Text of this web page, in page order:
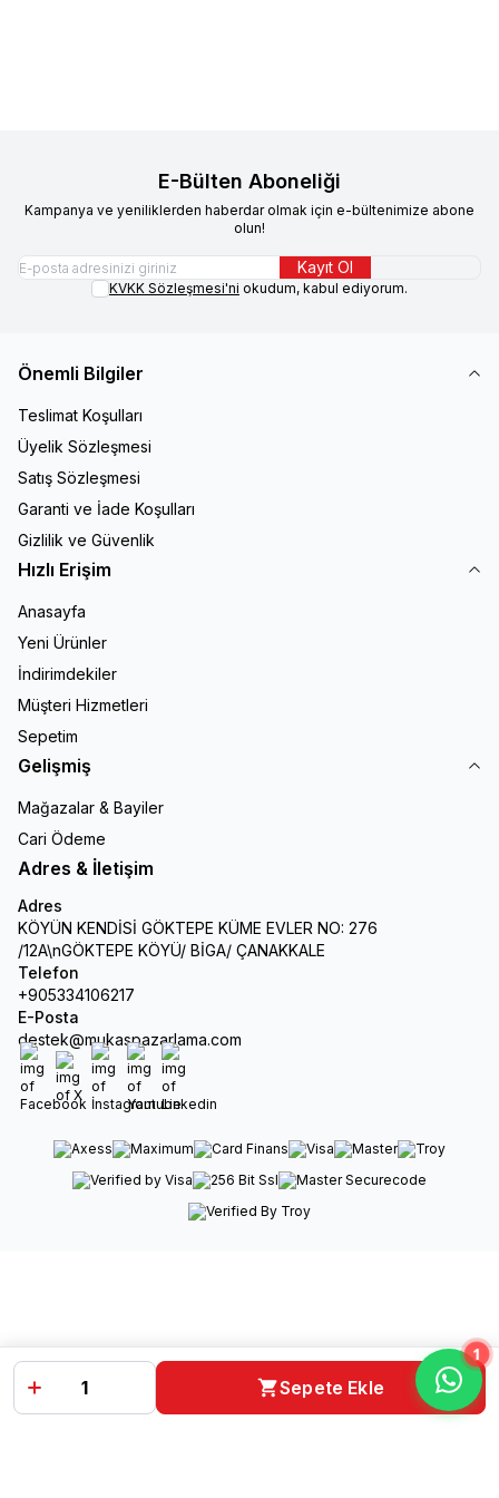
1
Sepete Ekle
E-Bülten Aboneliği
Kampanya ve yeniliklerden haberdar olmak için e-bültenimize abone
olun!
Kayıt Ol
KVKK Sözleşmesi'ni okudum, kabul ediyorum.
Önemli Bilgiler
Teslimat Koşulları
Üyelik Sözleşmesi
Satış Sözleşmesi
Garanti ve İade Koşulları
Gizlilik ve Güvenlik
Hızlı Erişim
Anasayfa
Yeni Ürünler
İndirimdekiler
Müşteri Hizmetleri
Sepetim
Gelişmiş
Mağazalar & Bayiler
Cari Ödeme
Adres & İletişim
Adres
KÖYÜN KENDİSİ GÖKTEPE KÜME EVLER NO: 276
/12A\nGÖKTEPE KÖYÜ/ BİGA/ ÇANAKKALE
Telefon
+905334106217
E-Posta
destek@mukaspazarlama.com
Facebook
X İnstagram
Youtube